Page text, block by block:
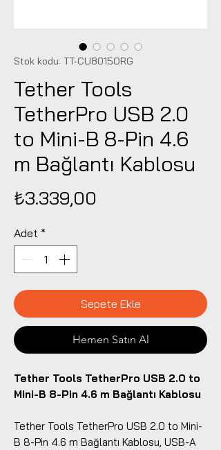
Stok kodu: TT-CU8015ORG
Tether Tools
TetherPro USB 2.0
to Mini-B 8-Pin 4.6
m Bağlantı Kablosu
₺3.339,00
Adet *
Sepete Ekle
Hemen Satın Al
Tether Tools TetherPro USB 2.0 to
Mini-B 8-Pin 4.6 m Bağlantı Kablosu
Tether Tools TetherPro USB 2.0 to Mini-
B 8-Pin 4.6 m Bağlantı Kablosu, USB-A